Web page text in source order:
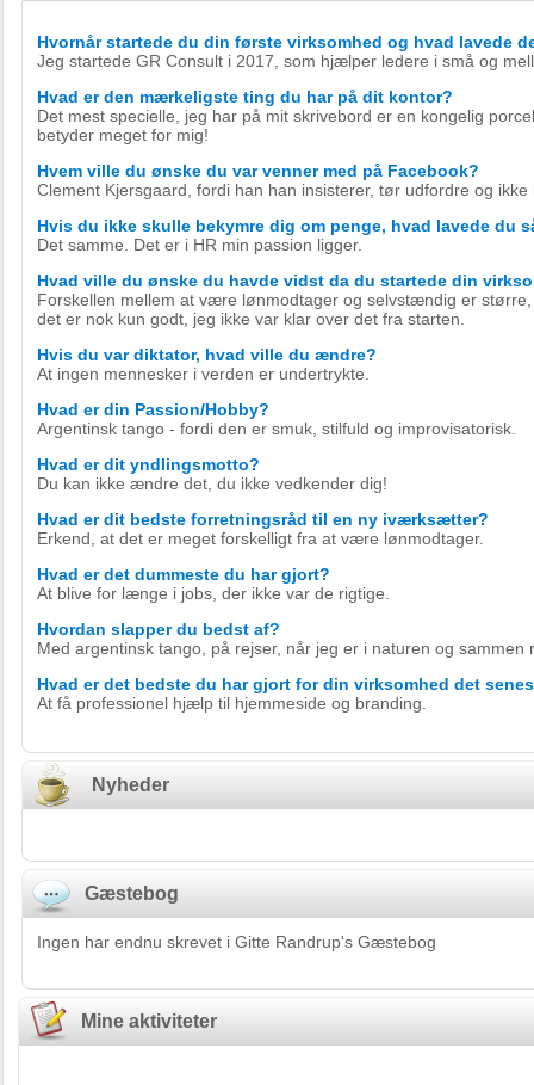
Hvornår startede du din første virksomhed og hvad lavede
Jeg startede GR Consult i 2017, som hjælper ledere i små og
Hvad er den mærkeligste ting du har på dit kontor?
Det mest specielle, jeg har på mit skrivebord er en kongelig
betyder meget for mig!
Hvem ville du ønske du var venner med på Facebook?
Clement Kjersgaard, fordi han han insisterer, tør udfordre og
Hvis du ikke skulle bekymre dig om penge, hvad lavede du
Det samme. Det er i HR min passion ligger.
Hvad ville du ønske du havde vidst da du startede din
Forskellen mellem at være lønmodtager og selvstændig er
det er nok kun godt, jeg ikke var klar over det fra starten.
Hvis du var diktator, hvad ville du ændre?
At ingen mennesker i verden er undertrykte.
Hvad er din Passion/Hobby?
Argentinsk tango - fordi den er smuk, stilfuld og improvisatorisk.
Hvad er dit yndlingsmotto?
Du kan ikke ændre det, du ikke vedkender dig!
Hvad er dit bedste forretningsråd til en ny iværksætter?
Erkend, at det er meget forskelligt fra at være lønmodtager.
Hvad er det dummeste du har gjort?
At blive for længe i jobs, der ikke var de rigtige.
Hvordan slapper du bedst af?
Med argentinsk tango, på rejser, når jeg er i naturen og sammen
Hvad er det bedste du har gjort for din virksomhed det
At få professionel hjælp til hjemmeside og branding.
Nyheder
Gæstebog
Ingen har endnu skrevet i Gitte Randrup's Gæstebog
Mine aktiviteter